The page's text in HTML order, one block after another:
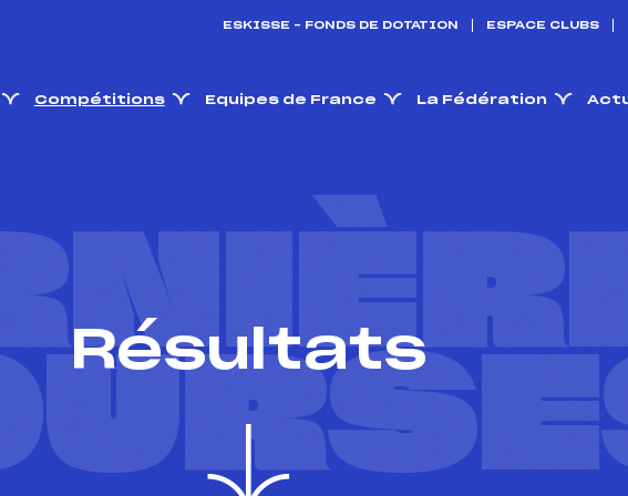
ESKISSE – FONDS DE DOTATION ESPACE CLUBS
Compétitions Equipes de France La Fédération
Résultats